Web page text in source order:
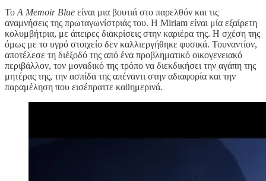
Το A Memoir Blue είναι μια βουτιά στο παρελθόν και τις
αναμνήσεις της πρωταγωνίστριάς του. Η Miriam είναι μία εξαίρετη
κολυμβήτρια, με άπειρες διακρίσεις στην καριέρα της. Η σχέση της
όμως με το υγρό στοιχείο δεν καλλιεργήθηκε φυσικά. Τουναντίον,
αποτέλεσε τη διέξοδό της από ένα προβληματικό οικογενειακό
περιβάλλον, τον μοναδικό της τρόπο να διεκδικήσει την αγάπη της
μητέρας της, την ασπίδα της απέναντι στην αδιαφορία και την
παραμέληση που εισέπραττε καθημερινά.